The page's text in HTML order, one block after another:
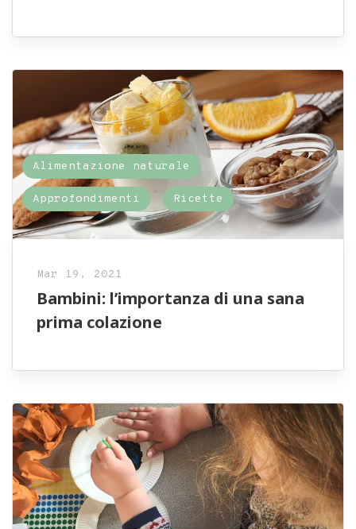
Alimentazione naturale
Approfondimenti Ricette
Mar 19, 2021
Bambini: l’importanza di una sana
prima colazione